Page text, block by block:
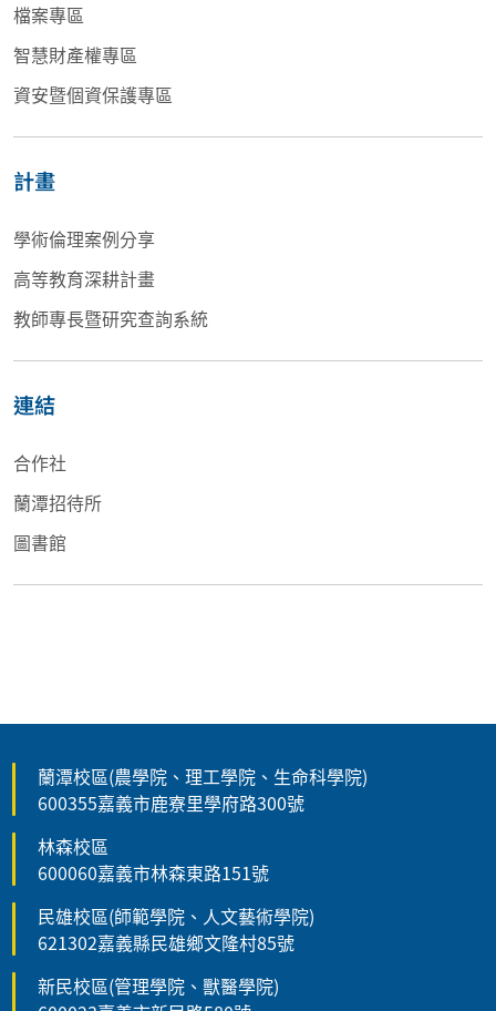
檔案專區
智慧財產權專區
資安暨個資保護專區
計畫
學術倫理案例分享
高等教育深耕計畫
教師專長暨研究查詢系統
連結
合作社
蘭潭招待所
圖書館
蘭潭校區(農學院、理工學院、生命科學院)
600355嘉義市鹿寮里學府路300號
林森校區
600060嘉義市林森東路151號
民雄校區(師範學院、人文藝術學院)
621302嘉義縣民雄鄉文隆村85號
新民校區(管理學院、獸醫學院)